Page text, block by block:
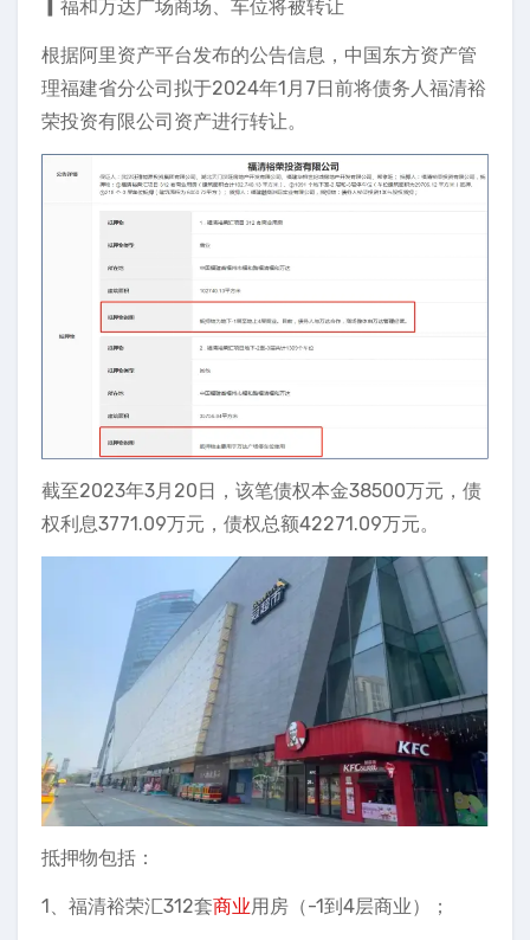
▎福和万达广场商场、车位将被转让
根据阿里资产平台发布的公告信息，中国东方资产管
理福建省分公司拟于2024年1月7日前将债务人福清裕
荣投资有限公司资产进行转让。
截至2023年3月20日，该笔债权本金38500万元，债
权利息3771.09万元，债权总额42271.09万元。
抵押物包括：
1、福清裕荣汇312套商业用房（-1到4层商业）；